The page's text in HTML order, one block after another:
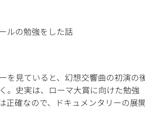
ルの勉強をした話
見ていると、幻想交響曲の初演
。史実は、ローマ大賞に向けた勉
確なので、ドキュメンタリーの展